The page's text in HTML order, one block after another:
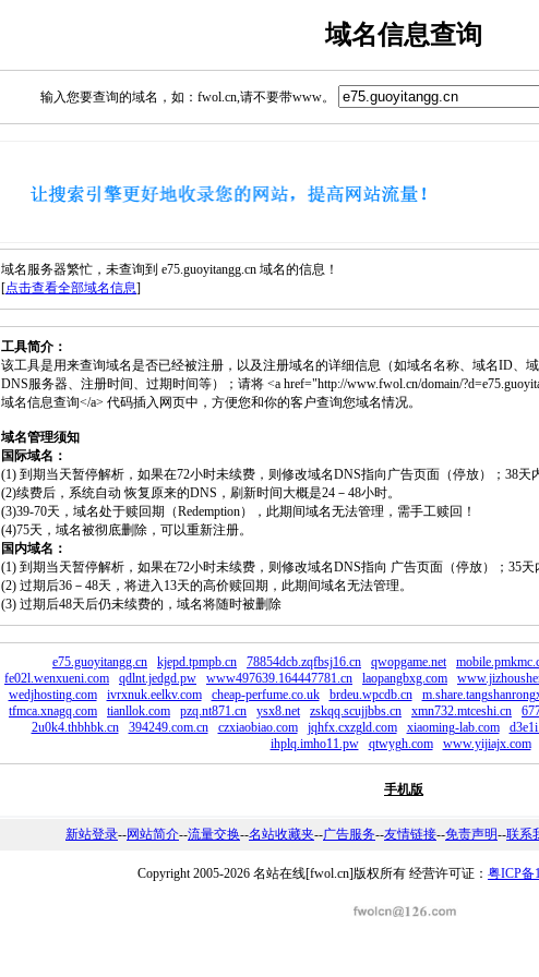
域名信息查询
输入您要查询的域名，如：fwol.cn,请不要带www。
域名服务器繁忙，未查询到 e75.guoyitangg.cn 域名的信息！
[点击查看全部域名信息]
工具简介：
该工具是用来查询域名是否已经被注册，以及注册域名的详细信息（如域名名称、域名ID、
DNS服务器、注册时间、过期时间等）；请将 <a href="http://www.fwol.cn/domain/
域名信息查询</a> 代码插入网页中，方便您和你的客户查询您域名情况。
域名管理须知
国际域名：
(1) 到期当天暂停解析，如果在72小时未续费，则修改域名DNS指向广告页面（停放）；38天
(2)续费后，系统自动 恢复原来的DNS，刷新时间大概是24－48小时。
(3)39-70天，域名处于赎回期（Redemption），此期间域名无法管理，需手工赎回！
(4)75天，域名被彻底删除，可以重新注册。
国内域名：
(1) 到期当天暂停解析，如果在72小时未续费，则修改域名DNS指向 广告页面（停放）；35天
(2) 过期后36－48天，将进入13天的高价赎回期，此期间域名无法管理。
(3) 过期后48天后仍未续费的，域名将随时被删除
e75.guoyitangg.cn kjepd.tpmpb.cn 78854dcb.zqfbsj16.cn qwopgame.net
fe02l.wenxueni.com
qdlnt.jedgd.pw www497639.164447781.cn laopangbxg.com
wedjhosting.com
ivrxnuk.eelkv.com cheap-perfume.co.uk brdeu.wpcdb.cn
tfmca.xnagq.com
tianllok.com pzq.nt871.cn ysx8.net zskqq.scujjbbs.cn xmn732.mtceshi.cn
2u0k4.thbhbk.cn
394249.com.cn czxiaobiao.com jqhfx.cxzgld.com xiaoming-lab.com
ihplq.imho11.pw
qtwygh.com www.yijiajx.com
手机版
新站登录--网站简介--流量交换--名站收藏夹--广告服务--友情链接--免责声明--联系
Copyright 2005-2026 名站在线[fwol.cn]版权所有 经营许可证： 粤ICP备